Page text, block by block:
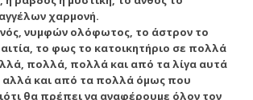
χαρμονή.
νυμφών ολόφωτος, το άστρον το
το φως το κατοικητήριο σε πολλά
πολλά, πολλά και από τα λίγα αυτά
και από τα πολλά όμως που
θα πρέπει να αναφέρουμε όλον τον